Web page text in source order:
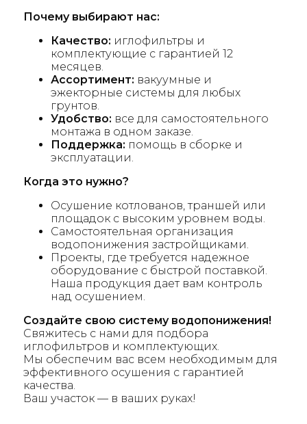
Почему выбирают нас:
Качество: иглофильтры и
комплектующие с гарантией 12
месяцев.
Ассортимент: вакуумные и
эжекторные системы для любых
грунтов.
Удобство: все для самостоятельного
монтажа в одном заказе.
Поддержка: помощь в сборке и
эксплуатации.
Когда это нужно?
Осушение котлованов, траншей или
площадок с высоким уровнем воды.
Самостоятельная организация
водопонижения застройщиками.
Проекты, где требуется надежное
оборудование с быстрой поставкой.
Наша продукция дает вам контроль
над осушением.
Создайте свою систему водопонижения!
Свяжитесь с нами для подбора
иглофильтров и комплектующих.
Мы обеспечим вас всем необходимым для
эффективного осушения с гарантией
качества.
Ваш участок — в ваших руках!